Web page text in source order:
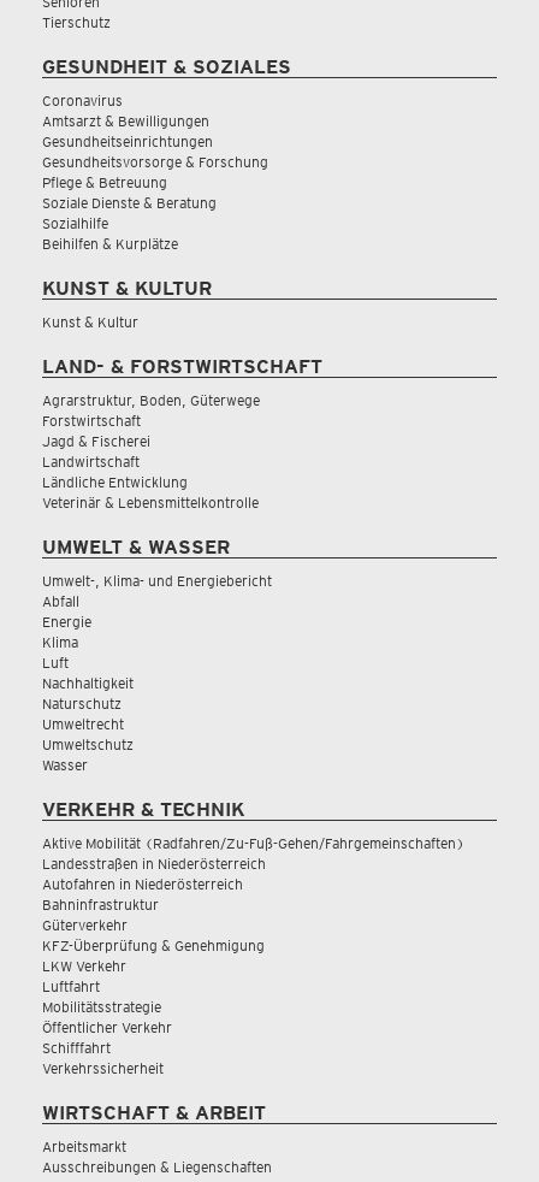
Tierschutz
GESUNDHEIT & SOZIALES
Coronavirus
Amtsarzt & Bewilligungen
Gesundheitseinrichtungen
Gesundheitsvorsorge & Forschung
Pflege & Betreuung
Soziale Dienste & Beratung
Sozialhilfe
Beihilfen & Kurplätze
KUNST & KULTUR
Kunst & Kultur
LAND- & FORSTWIRTSCHAFT
Agrarstruktur, Boden, Güterwege
Forstwirtschaft
Jagd & Fischerei
Landwirtschaft
Ländliche Entwicklung
Veterinär & Lebensmittelkontrolle
UMWELT & WASSER
Umwelt-, Klima- und Energiebericht
Abfall
Energie
Klima
Luft
Nachhaltigkeit
Naturschutz
Umweltrecht
Umweltschutz
Wasser
VERKEHR & TECHNIK
Aktive Mobilität (Radfahren/Zu-Fuß-Gehen/Fahrgemeinschaften)
Landesstraßen in Niederösterreich
Autofahren in Niederösterreich
Bahninfrastruktur
Güterverkehr
KFZ-Überprüfung & Genehmigung
LKW Verkehr
Luftfahrt
Mobilitätsstrategie
Öffentlicher Verkehr
Schifffahrt
Verkehrssicherheit
WIRTSCHAFT & ARBEIT
Arbeitsmarkt
Ausschreibungen & Liegenschaften